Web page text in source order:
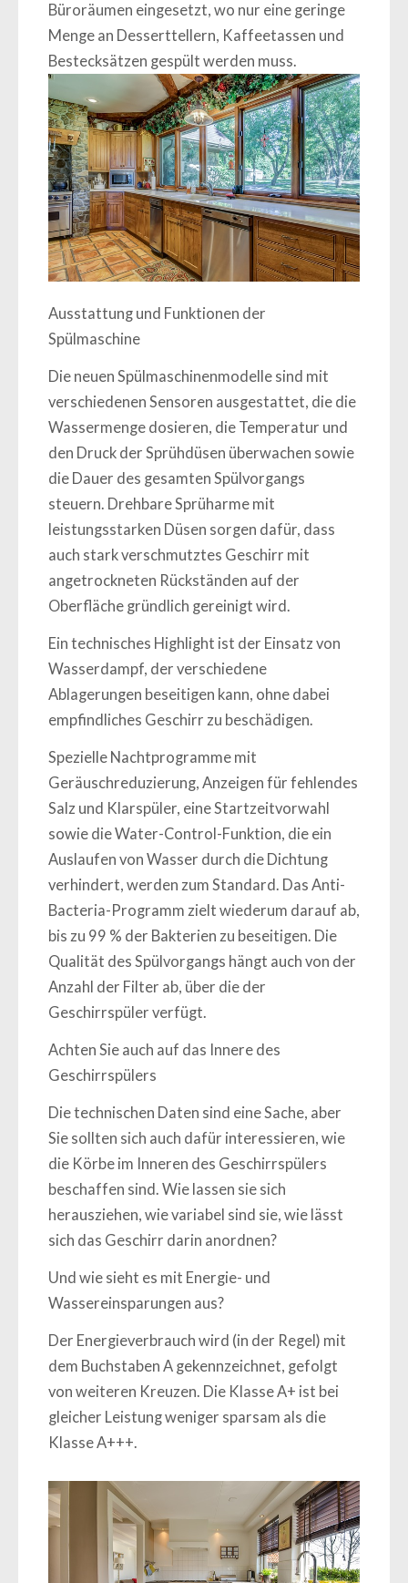
Büroräumen eingesetzt, wo nur eine geringe
Menge an Desserttellern, Kaffeetassen und
Bestecksätzen gespült werden muss.
Ausstattung und Funktionen der
Spülmaschine
Die neuen Spülmaschinenmodelle sind mit
verschiedenen Sensoren ausgestattet, die die
Wassermenge dosieren, die Temperatur und
den Druck der Sprühdüsen überwachen sowie
die Dauer des gesamten Spülvorgangs
steuern. Drehbare Sprüharme mit
leistungsstarken Düsen sorgen dafür, dass
auch stark verschmutztes Geschirr mit
angetrockneten Rückständen auf der
Oberfläche gründlich gereinigt wird.
Ein technisches Highlight ist der Einsatz von
Wasserdampf, der verschiedene
Ablagerungen beseitigen kann, ohne dabei
empfindliches Geschirr zu beschädigen.
Spezielle Nachtprogramme mit
Geräuschreduzierung, Anzeigen für fehlendes
Salz und Klarspüler, eine Startzeitvorwahl
sowie dieWater-Control -Funktion, die ein
Auslaufen von Wasser durch die Dichtung
verhindert, werden zum Standard. Das Anti-
Bacteria- Programm zielt wiederum darauf ab,
bis zu 99 % der Bakterien zu beseitigen. Die
Qualität des Spülvorgangs hängt auch von der
Anzahl der Filter ab, über die der
Geschirrspüler verfügt.
Achten Sie auch auf das Innere des
Geschirrspülers
Die technischen Daten sind eine Sache, aber
Sie sollten sich auch dafür interessieren, wie
die Körbe im Inneren des Geschirrspülers
beschaffen sind. Wie lassen sie sich
herausziehen, wie variabel sind sie, wie lässt
sich das Geschirr darin anordnen?
Und wie sieht es mit Energie- und
Wassereinsparungen aus?
Der Energieverbrauch wird (in der Regel) mit
dem Buchstaben A gekennzeichnet, gefolgt
von weiteren Kreuzen. Die Klasse A+ ist bei
gleicher Leistung weniger sparsam als die
Klasse A+++.